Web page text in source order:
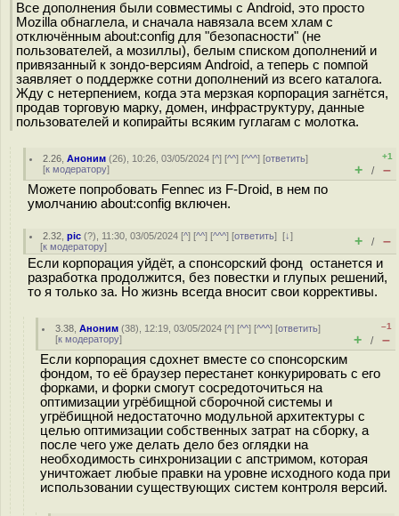
Все дополнения были совместимы с Android, это просто
Mozilla обнаглела, и сначала навязала всем хлам с
отключённым about:config для "безопасности" (не
пользователей, а мозиллы), белым списком дополнений и
привязанный к зондо-версиям Android, а теперь с помпой
заявляет о поддержке сотни дополнений из всего каталога.
Жду с нетерпением, когда эта мерзкая корпорация загнётся,
продав торговую марку, домен, инфраструктуру, данные
пользователей и копирайты всяким гуглагам с молотка.
2.26 ,Аноним (26), 10:26, 03/05/2024 [^] [^^] [^^^] [ответить]
[к модератору]
+1
+ / –
Можете попробовать Fennec из F-Droid, в нем по
умолчанию about:config включен.
2.32 ,pic (?), 11:30, 03/05/2024 [^] [^^] [^^^] [ответить][↓]
[к модератору] + / –
Если корпорация уйдёт, а спонсорский фонд останется и
разработка продолжится, без повестки и глупых решений,
то я только за. Но жизнь всегда вносит свои коррективы.
3.38 ,Аноним (38), 12:19, 03/05/2024 [^] [^^] [^^^] [ответить]
[к модератору]
–1
+ / –
Если корпорация сдохнет вместе со спонсорским
фондом, то её браузер перестанет конкурировать с его
форками, и форки смогут сосредоточиться на
оптимизации угрёбищной сборочной системы и
угрёбищной недостаточно модульной архитектуры с
целью оптимизации собственных затрат на сборку, а
после чего уже делать дело без оглядки на
необходимость синхронизации с апстримом, которая
уничтожает любые правки на уровне исходного кода при
использовании существующих систем контроля версий.